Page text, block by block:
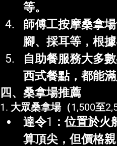
等。
師傅工按摩桑拿
腳、採耳等，根據
自助餐服務大多
西式餐點，都能滿
四、桑拿場推薦
1. 大眾桑拿場（1,500至
達令1 ：位置於
算頂尖，但價格